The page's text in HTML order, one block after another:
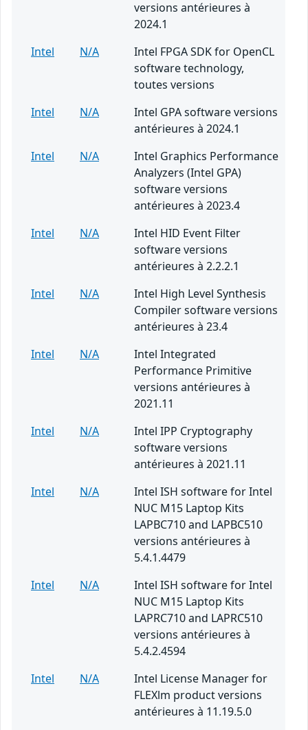
versions antérieures à
2024.1
Intel
N/A
Intel FPGA SDK for OpenCL
software technology,
toutes versions
Intel
N/A
Intel GPA software versions
antérieures à 2024.1
Intel
N/A
Intel Graphics Performance
Analyzers (Intel GPA)
software versions
antérieures à 2023.4
Intel
N/A
Intel HID Event Filter
software versions
antérieures à 2.2.2.1
Intel
N/A
Intel High Level Synthesis
Compiler software versions
antérieures à 23.4
Intel
N/A
Intel Integrated
Performance Primitive
versions antérieures à
2021.11
Intel
N/A
Intel IPP Cryptography
software versions
antérieures à 2021.11
Intel
N/A
Intel ISH software for Intel
NUC M15 Laptop Kits
LAPBC710 and LAPBC510
versions antérieures à
5.4.1.4479
Intel
N/A
Intel ISH software for Intel
NUC M15 Laptop Kits
LAPRC710 and LAPRC510
versions antérieures à
5.4.2.4594
Intel
N/A
Intel License Manager for
FLEXlm product versions
antérieures à 11.19.5.0